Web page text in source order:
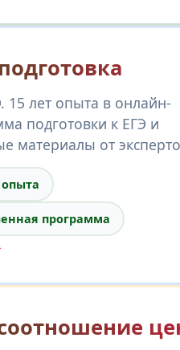
лет опыта в онлайн-
подготовки к ЕГЭ и
материалы от
опыта
программа